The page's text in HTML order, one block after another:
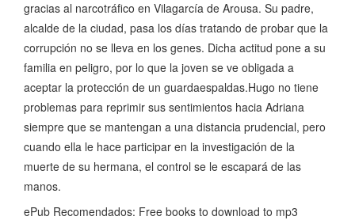
gracias al narcotrá­fico en Vilagarcía de Arousa. Su padre,
alcalde de la ciudad, pasa los días tra­tando de probar que la
corrupción no se lleva en los genes. Dicha actitud pone a su
familia en peligro, por lo que la joven se ve obligada a
aceptar la protección de un guardaespaldas.Hugo no tiene
problemas para reprimir sus sentimientos hacia Adriana
siem­pre que se mantengan a una distancia prudencial, pero
cuando ella le hace participar en la investigación de la
muerte de su hermana, el control se le escapará de las
manos.
ePub Recomendados: Free books to download to mp3